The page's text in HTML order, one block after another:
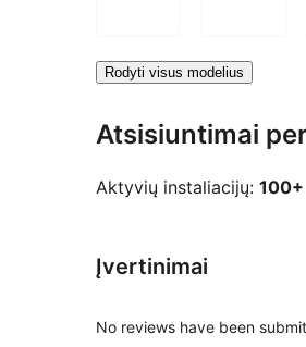
Rodyti visus modelius
Atsisiuntimai
Aktyvių instaliacijų: 100+
Įvertinimai
No reviews have been